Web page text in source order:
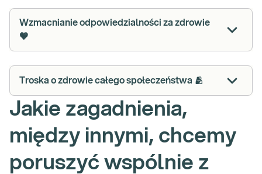
Wzmacnianie odpowiedzialności za zdrowie
🧡
Troska o zdrowie całego społeczeństwa 🫂
Jakie zagadnienia,
między innymi, chcemy
poruszyć wspólnie z